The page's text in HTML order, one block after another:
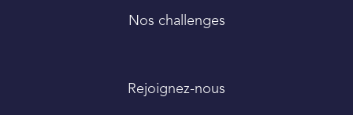
Nos challenges
Rejoignez-nous